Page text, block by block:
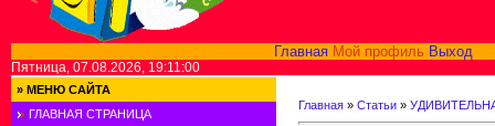
Главная Мой профиль Выход
Пятница, 07.08.2026, 19:11:00
» МЕНЮ САЙТА
ГЛАВНАЯ СТРАНИЦА
Главная » Статьи »